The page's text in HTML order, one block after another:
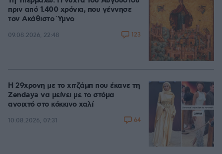
πριν από 1.400 χρόνια, που γέννησε
τον Ακάθιστο Ύμνο
09.08.2026, 22:48 123
Η 29χρονη με το χιτζάμπ που έκανε τη
Zendaya να μείνει με το στόμα
ανοιχτό στο κόκκινο χαλί
10.08.2026, 07:31 64